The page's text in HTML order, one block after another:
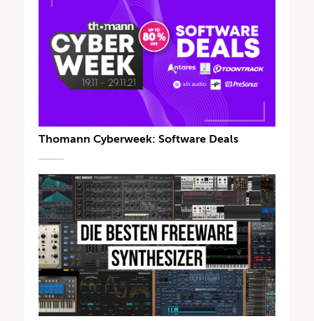
Thomann Cyberweek: Software Deals